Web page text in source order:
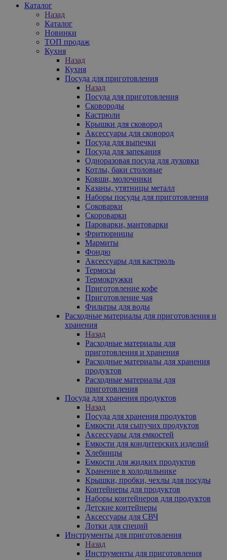
Каталог
Назад
Каталог
Новинки
ТОП продаж
Кухня
Назад
Кухня
Посуда для приготовления
Назад
Посуда для приготовления
Сковороды
Кастрюли
Крышки для сковород
Аксессуары для сковород
Посуда для выпечки
Посуда для запекания
Одноразовая посуда для духовки
Котлы, баки столовые
Ковши, молочники
Казаны, утятницы металл
Наборы посуды для приготовления
Соковарки
Скороварки
Пароварки, мантоварки
Фритюрницы
Мармиты
Фондю
Аксессуары для кастрюль
Термосы
Термокружки
Приготовление кофе
Приготовление чая
Фильтры для воды
Расходные материалы для приготовления и
хранения
Назад
Расходные материалы для
приготовления и хранения
Расходные материалы для хранения
продуктов
Расходные материалы для
приготовления
Посуда для хранения продуктов
Назад
Посуда для хранения продуктов
Емкости для сыпучих продуктов
Аксессуары для емкостей
Емкости для кондитерских изделий
Хлебницы
Емкости для жидких продуктов
Хранение в холодильнике
Крышки, пробки, чехлы для посуды
Контейнеры для продуктов
Наборы контейнеров для продуктов
Детские контейнеры
Аксессуары для СВЧ
Лотки для специй
Инструменты для приготовления
Назад
Инструменты для приготовления